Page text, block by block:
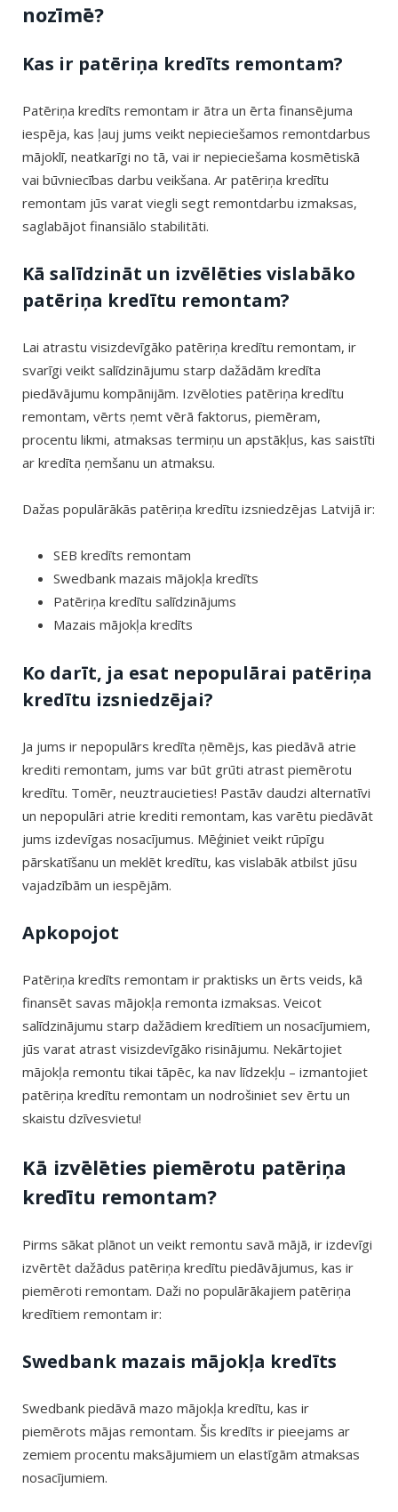
nozīmē?
Kas ir patēriņa kredīts remontam?
Patēriņa kredīts remontam ir ātra un ērta finansējuma
iespēja, kas ļauj jums veikt nepieciešamos remontdarbus
mājoklī, neatkarīgi no tā, vai ir nepieciešama kosmētiskā
vai būvniecības darbu veikšana. Ar patēriņa kredītu
remontam jūs varat viegli segt remontdarbu izmaksas,
saglabājot finansiālo stabilitāti.
Kā salīdzināt un izvēlēties vislabāko
patēriņa kredītu remontam?
Lai atrastu visizdevīgāko patēriņa kredītu remontam, ir
svarīgi veikt salīdzinājumu starp dažādām kredīta
piedāvājumu kompānijām. Izvēloties patēriņa kredītu
remontam, vērts ņemt vērā faktorus, piemēram,
procentu likmi, atmaksas termiņu un apstākļus, kas saistīti
ar kredīta ņemšanu un atmaksu.
Dažas populārākās patēriņa kredītu izsniedzējas Latvijā ir:
SEB kredīts remontam
Swedbank mazais mājokļa kredīts
Patēriņa kredītu salīdzinājums
Mazais mājokļa kredīts
Ko darīt, ja esat nepopulārai patēriņa
kredītu izsniedzējai?
Ja jums ir nepopulārs kredīta ņēmējs, kas piedāvā atrie
krediti remontam, jums var būt grūti atrast piemērotu
kredītu. Tomēr, neuztraucieties! Pastāv daudzi alternatīvi
un nepopulāri atrie krediti remontam, kas varētu piedāvāt
jums izdevīgas nosacījumus. Mēģiniet veikt rūpīgu
pārskatīšanu un meklēt kredītu, kas vislabāk atbilst jūsu
vajadzībām un iespējām.
Apkopojot
Patēriņa kredīts remontam ir praktisks un ērts veids, kā
finansēt savas mājokļa remonta izmaksas. Veicot
salīdzinājumu starp dažādiem kredītiem un nosacījumiem,
jūs varat atrast visizdevīgāko risinājumu. Nekārtojiet
mājokļa remontu tikai tāpēc, ka nav līdzekļu – izmantojiet
patēriņa kredītu remontam un nodrošiniet sev ērtu un
skaistu dzīvesvietu!
Kā izvēlēties piemērotu patēriņa
kredītu remontam?
Pirms sākat plānot un veikt remontu savā mājā, ir izdevīgi
izvērtēt dažādus patēriņa kredītu piedāvājumus, kas ir
piemēroti remontam. Daži no populārākajiem patēriņa
kredītiem remontam ir:
Swedbank mazais mājokļa kredīts
Swedbank piedāvā mazo mājokļa kredītu, kas ir
piemērots mājas remontam. Šis kredīts ir pieejams ar
zemiem procentu maksājumiem un elastīgām atmaksas
nosacījumiem.